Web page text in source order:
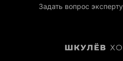
Задать вопрос эксперту